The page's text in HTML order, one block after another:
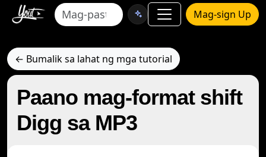
Mag-sign Up
← Bumalik sa lahat ng mga tutorial
Paano mag-format shift
Digg sa MP3